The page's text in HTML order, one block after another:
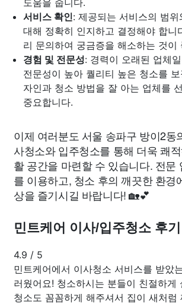
서비스 확인: 제공되는 서비스의 범위
대해 정확히 인지하고 결정해야 합니
리 문의하여 궁금증을 해소하는 것이
경험 및 전문성: 경력이 오래된 업체
전문성이 높아 퀄리티 높은 청소를
자인과 청소 방법을 잘 아는 업체를
중요합니다.
이제 여러분도 서울 송파구 방이2동
사청소와 입주청소를 통해 더욱 쾌
활 공간을 마련할 수 있습니다. 전문
를 이용하고, 청소 후의 깨끗한 환경
상을 즐기시길 바랍니다! 🏡💕
민트케어 이사/입주청소 후기
4.9 / 5
민트케어에서 이사청소 서비스를 받았
러웠어요! 청소하시는 분들이 친절하게
청소도 꼼꼼하게 해주셔서 집이 새처럼